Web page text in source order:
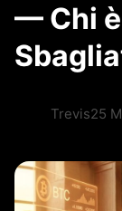
— Chi
Trevis25